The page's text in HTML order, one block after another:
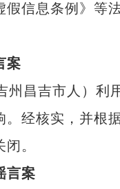
信息条例》等
案
昌吉市人）利
经核实，并根
。
言案